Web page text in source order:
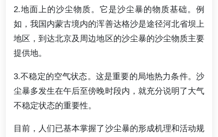
2.地面上的沙尘物质。它是沙尘暴的物质基础。例
如，我国内蒙古境内的浑善达格沙是途径河北省坝上
地区，到达北京及周边地区的沙尘暴的沙尘物质主要
提供地。
3.不稳定的空气状态。这是重要的局地热力条件。沙
尘暴多发生在午后至傍晚时段内，就充分说明了大气
不稳定状态的重要性。
目前，人们已基本掌握了沙尘暴的形成机理和活动规